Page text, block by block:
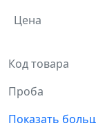
Цена
Код товара
Проба
Показать